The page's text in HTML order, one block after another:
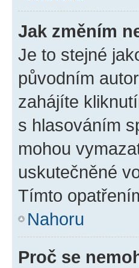
Jak změním
Je to stejné
původním
zahájíte
s hlasováním
mohou
uskutečněné
Tímto
Nahoru
Proč se